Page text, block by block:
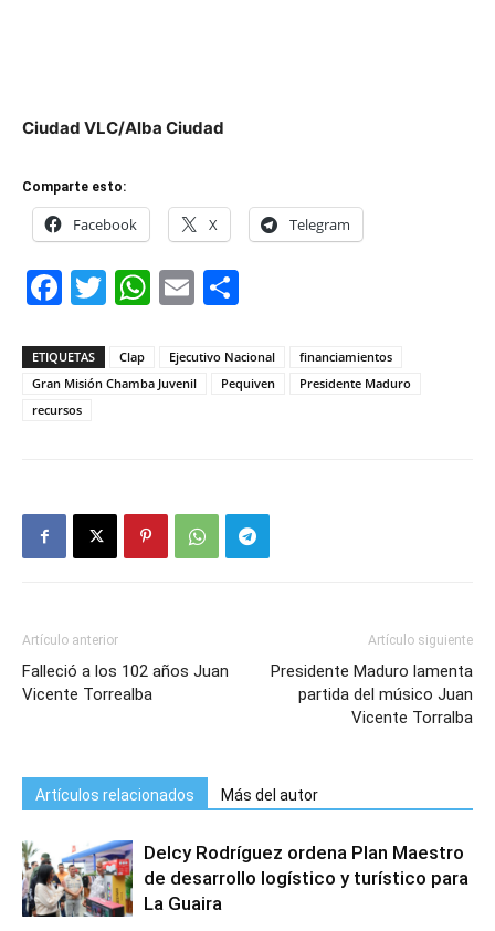
Ciudad VLC/Alba Ciudad
Comparte esto:
Facebook X Telegram
Facebook
Twitter
WhatsApp
Email
ETIQUETAS Clap Ejecutivo Nacional
financiamientos
Gran Misión Chamba Juvenil
Pequiven
Presidente Maduro
recursos
Artículo anterior
Falleció a los 102 años Juan
Vicente Torrealba
Artículo siguiente
Presidente Maduro lamenta
partida del músico Juan
Vicente Torralba
Artículos relacionados Más del autor
Delcy Rodríguez ordena Plan Maestro
de desarrollo logístico y turístico para
La Guaira